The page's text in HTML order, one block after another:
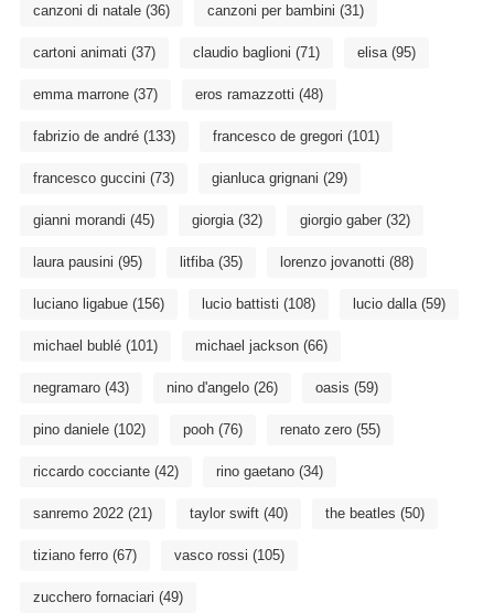
canzoni di natale(36) canzoni per bambini (31)
cartoni animati (37) claudio baglioni (71) elisa(95)
emma marrone(37) eros ramazzotti (48)
fabrizio de andré(133) francesco de gregori (101)
francesco guccini (73) gianluca grignani (29)
gianni morandi (45) giorgia(32) giorgio gaber(32)
laura pausini (95) litfiba(35) lorenzo jovanotti (88)
luciano ligabue(156) lucio battisti (108) lucio dalla(59)
michael bublé(101) michael jackson(66)
negramaro(43) nino d'angelo(26) oasis (59)
pino daniele(102) pooh(76) renato zero(55)
riccardo cocciante(42) rino gaetano(34)
sanremo 2022(21) taylor swift(40) the beatles (50)
tiziano ferro(67) vasco rossi (105)
zucchero fornaciari (49)